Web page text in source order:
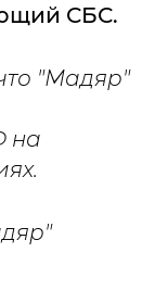
СБС.
"Мадяр"
на